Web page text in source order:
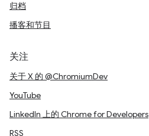
归档
播客和节目
关注
关于 X 的 @ChromiumDev
YouTube
LinkedIn 上的 Chrome for Developers
RSS